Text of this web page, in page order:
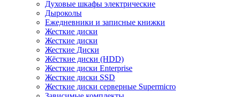
Духовые шкафы электрические
Дыроколы
Ежедневники и записные книжки
Жесткие диски
Жесткие диски
Жесткие Диски
Жёсткие диски (HDD)
Жесткие диски Enterprise
Жесткие диски SSD
Жесткие диски серверные Supermicro